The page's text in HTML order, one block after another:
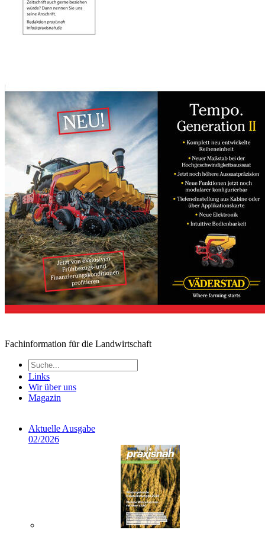
Fachinformation für die Landwirtschaft
Links
Wir über uns
Magazin
Aktuelle Ausgabe
02/2026